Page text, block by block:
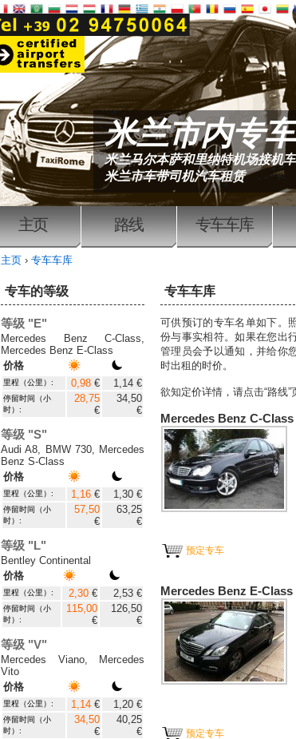
米兰市内专
米兰马尔本萨和里纳特机场接机车
米兰市车带司机汽车租赁
主页 路线 专车车库
主页 › 专车车库
专车车库
可供预订的专车名单如下。
份与事实相符。如果在您出
管理员会予以通知，并给你
时出租的时价。
欲知定价详情，请点击“路线”
Mercedes Benz C-Class
预定专车
Mercedes Benz E-Class
预定专车
专车的等级
等级 "E"
Mercedes Benz C-Class,
Mercedes Benz E-Class
价格
里程（公里）: 0,98 € 1,14 €
停留时间（小
时）:
28,75
€
34,50
€
等级 "S"
Audi A8, BMW 730, Mercedes
Benz S-Class
价格
里程（公里）: 1,16 € 1,30 €
停留时间（小
时）:
57,50
€
63,25
€
等级 "L"
Bentley Continental
价格
里程（公里）: 2,30 € 2,53 €
停留时间（小
时）:
115,00
€
126,50
€
等级 "V"
Mercedes Viano, Mercedes
Vito
价格
里程（公里）: 1,14 € 1,20 €
停留时间（小
时）:
34,50
€
40,25
€